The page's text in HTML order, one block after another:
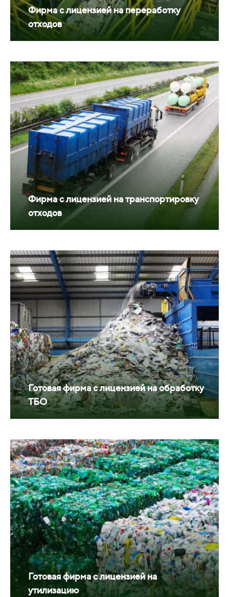
Фирма с лицензией на переработку
отходов
Фирма с лицензией на транспортировку
отходов
Готовая фирма с лицензией на обработку
ТБО
Готовая фирма с лицензией на
утилизацию